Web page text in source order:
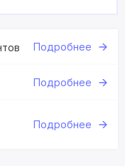
Подробнее
Подробнее
Подробнее